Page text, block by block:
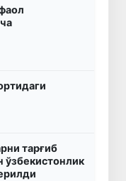
тарғиб
ўзбекистонлик